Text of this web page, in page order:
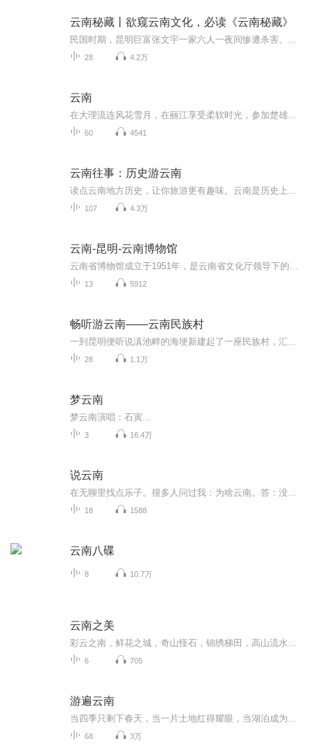
云南秘藏丨欲窥云南文化，必读《云南秘藏》
28 4.2万
云南
60 4541
云南往事：历史游云南
107 4.3万
云南-昆明-云南博物馆
13 5912
畅听游云南——云南民族村
28 1.1万
梦云南
梦云南演唱：石寅...
3 16.4万
说云南
18 1588
云南八碟
8 10.7万
云南之美
6 705
游遍云南
68 3万